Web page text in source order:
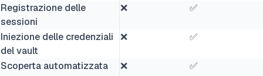
Registrazione delle
sessioni
❌ ✅
Iniezione delle credenziali
del vault
❌ ✅
Scoperta automatizzata
❌ ✅